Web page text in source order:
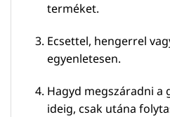
terméket.
Ecsettel, hengerrel
egyenletesen.
Hagyd megszáradni a
ideig, csak utána